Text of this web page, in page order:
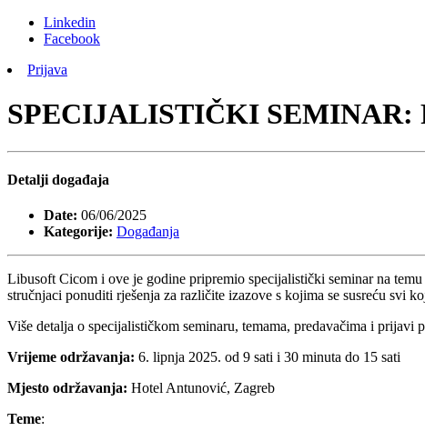
Linkedin
Facebook
Prijava
SPECIJALISTIČKI SEMINAR:
Detalji događaja
Date: 06/06/2025
Kategorije: Događanja
Libusoft Cicom i ove je godine pripremio specijalistički seminar na
stručnjaci ponuditi rješenja za različite izazove s kojima se susreću svi
Više detalja o specijalističkom seminaru, temama, predavačima i prijavi
Vrijeme održavanja: 6. lipnja 2025. od 9 sati i 30 minuta do 15 sati
Mjesto održavanja: Hotel Antunović, Zagreb
Teme: